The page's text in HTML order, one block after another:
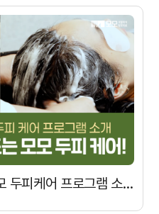
건강한 두피를 만드는 모모 두피케어 프로그램 소개